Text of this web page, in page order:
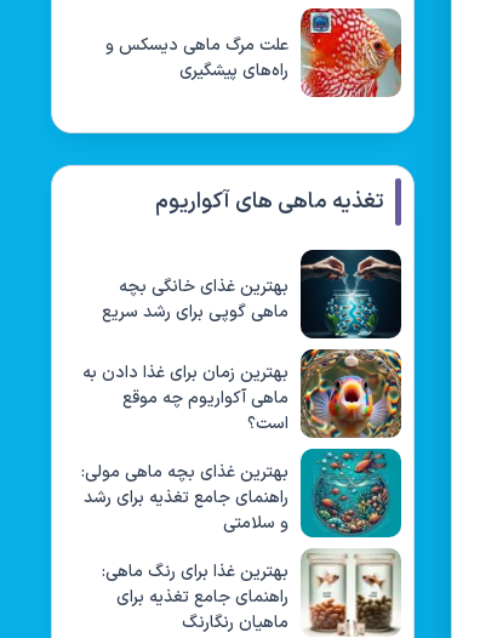
علت مرگ ماهی دیسکس و
راه‌های پیشگیری
تغذیه ماهی های آکواریوم
بهترین غذای خانگی بچه
ماهی گوپی برای رشد سریع
بهترین زمان برای غذا دادن به
ماهی آکواریوم چه موقع
است؟
بهترین غذای بچه ماهی مولی:
راهنمای جامع تغذیه برای رشد
و سلامتی
بهترین غذا برای رنگ ماهی:
راهنمای جامع تغذیه برای
ماهیان رنگارنگ